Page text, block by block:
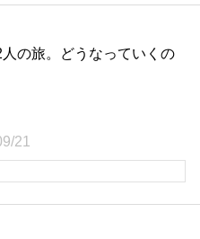
の旅。どうなっていくの
21